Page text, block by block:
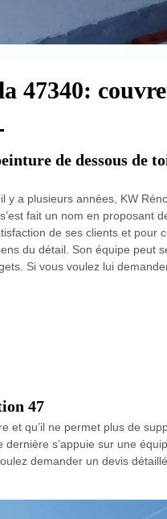
47340:
de dessous de
y a plusieurs années, KW
fait un nom en proposant
de ses clients et pour
du détail. Son équipe peut
Si vous voulez lui
47
qu’il ne permet plus de
s’appuie sur une
demander un devis